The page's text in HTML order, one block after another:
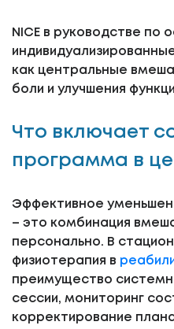
NICE в руководстве по
как центральные
боли и улучшения
Что включает
программа в
Эффективное
– это комбинация
персонально. В
физиотерапия в
преимущество
сессии, мониторинг
корректирование